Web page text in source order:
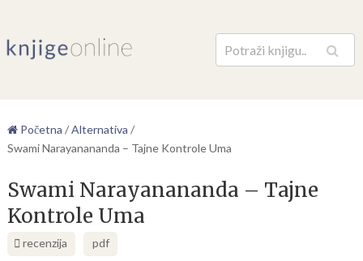
Pretraga
Početna /Alternativa /
Swami Narayanananda – Tajne Kontrole Uma
Swami Narayanananda – Tajne
Kontrole Uma
recenzija pdf